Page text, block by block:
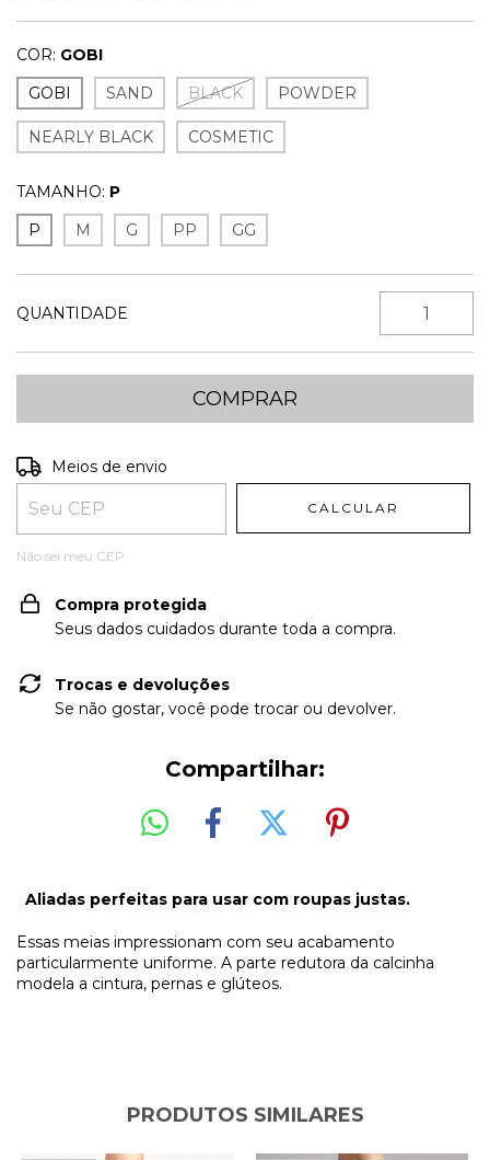
COR: GOBI
GOBI
SAND BLACK POWDER
NEARLY BLACK COSMETIC
TAMANHO: P
P
M G PP GG
QUANTIDADE
Entregas para o CEP:
Meios de envio
CALCULAR
Não sei meu CEP
Compra protegida
Seus dados cuidados durante toda a compra.
Trocas e devoluções
Se não gostar, você pode trocar ou devolver.
Compartilhar:
Aliadas perfeitas para usar com roupas justas.
Essas meias impressionam com seu acabamento
particularmente uniforme. A parte redutora da calcinha
modela a cintura, pernas e glúteos.
PRODUTOS SIMILARES